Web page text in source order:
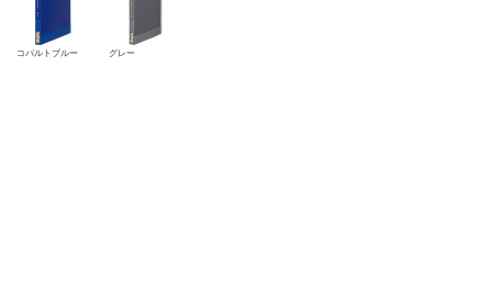
コバルトブルー グレー